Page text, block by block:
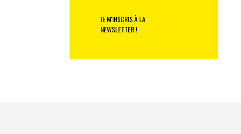
JE M'INSCRIS À LA
NEWSLETTER !